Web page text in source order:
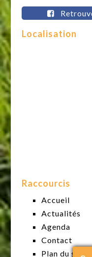
Localisation
Raccourcis
Accueil
Actualités
Agenda
Contact
Plan du site